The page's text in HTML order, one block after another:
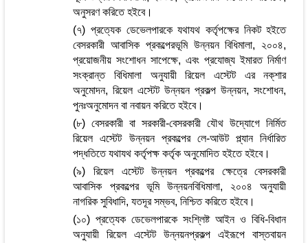
অনুসরণ করিতে হইবে।
(৭) প্রত্যেক ডেভেলপারকে যথাযথ কর্তৃপক্ষের নিকট হইতে
বেসরকারী আবাসিক প্রকল্পেরভূমি উন্নয়ন বিধিমালা, ২০০৪,
প্রয়োজনীয় সংশোধন সাপেক্ষে, এবং প্রযোজ্য ইমারত নির্মাণ
সংক্রান্ত বিধিমালা অনুযায়ী রিয়েল এস্টেট এর নক্‌শার
অনুমোদন, রিয়েল এস্টেট উন্নয়ন প্রকল্প উন্নয়ন, সংশোধন,
পুনঃঅনুমোদন বা নবায়ন করিতে হইবে।
(৮) বেসরকারী বা সরকারী-বেসরকারী যৌথ উদ্যোগে নির্মিত
রিয়েল এস্টেট উন্নয়ন প্রকল্পের লে-আউট প্ল্যান নির্ধারিত
পদ্ধতিতে যথাযথ কর্তৃপক্ষ কর্তৃক অনুমোদিত হইতে হইবে।
(৯) রিয়েল এস্টেট উন্নয়ন প্রকল্পের ক্ষেত্রে বেসরকারী
আবাসিক প্রকল্পের ভূমি উন্নয়নবিধিমালা, ২০০৪ অনুযায়ী
নাগরিক সুবিধাদি, যতদূর সম্ভব, নিশ্চিত করিতে হইবে।
(১০) প্রত্যেক ডেভেলপারকে সংশ্লিষ্ট আইন ও বিধি-বিধান
অনুযায়ী রিয়েল এস্টেট উন্নয়নপ্রকল্প এইরূপে বাস্তবায়ন